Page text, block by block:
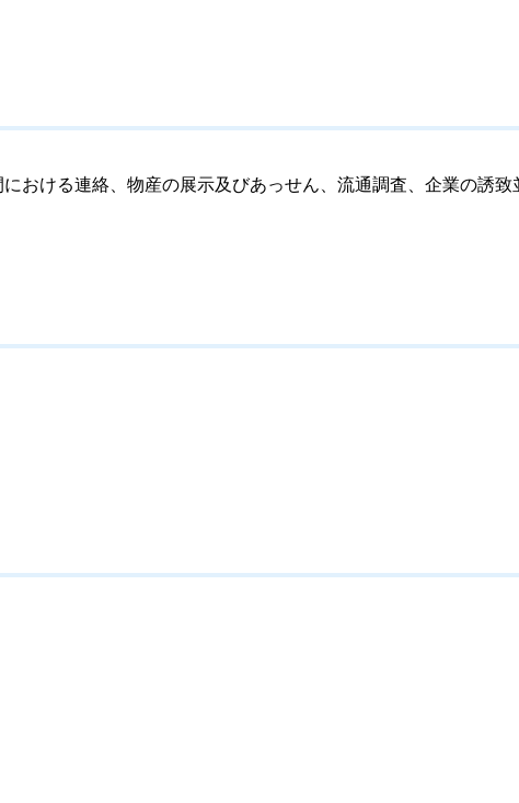
おける連絡、物産の展示及びあっせん、流通調査、企業の誘